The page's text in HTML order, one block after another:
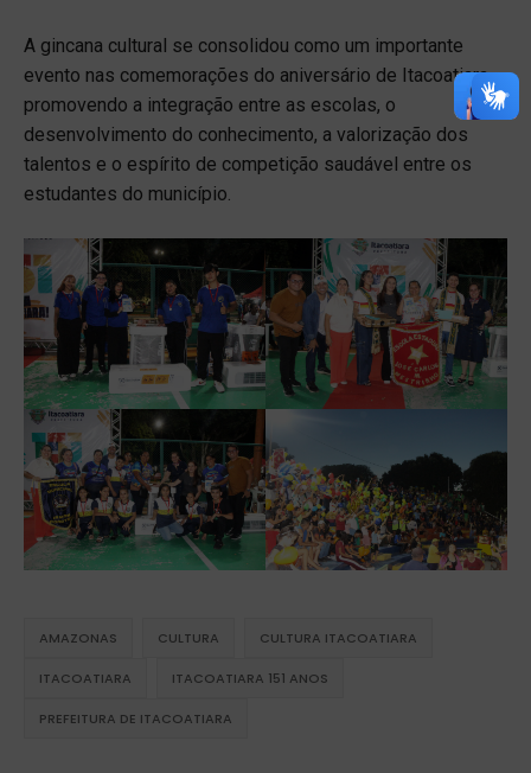
A gincana cultural se consolidou como um importante
evento nas comemorações do aniversário de Itacoatiara,
promovendo a integração entre as escolas, o
desenvolvimento do conhecimento, a valorização dos
talentos e o espírito de competição saudável entre os
estudantes do município.
AMAZONAS CULTURA CULTURA ITACOATIARA
ITACOATIARA ITACOATIARA 151 ANOS
PREFEITURA DE ITACOATIARA